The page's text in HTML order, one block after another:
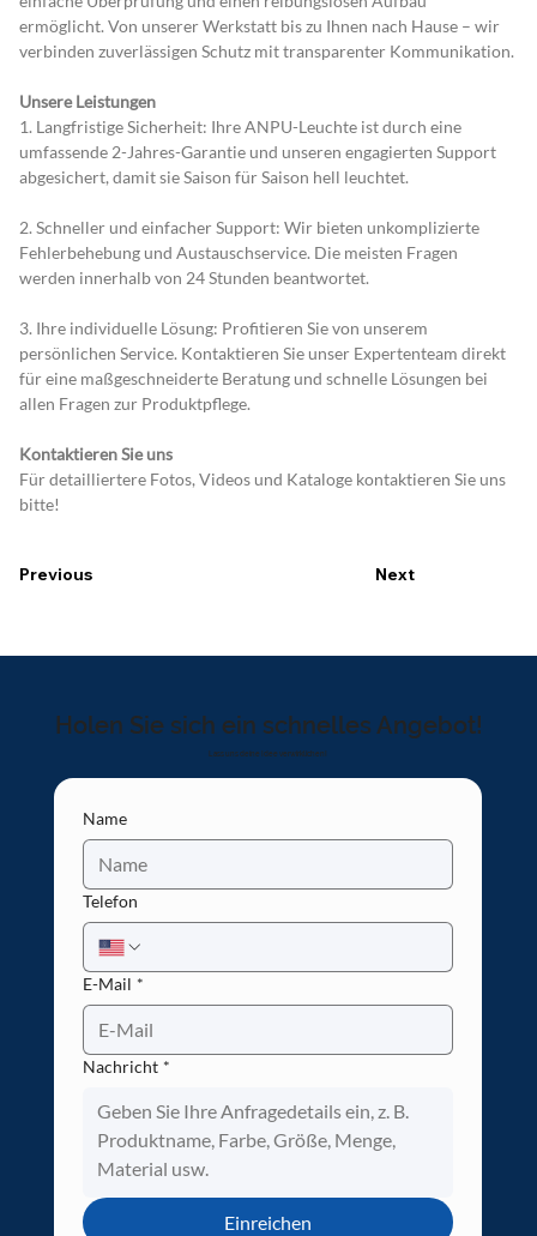
ermöglicht. Von unserer Werkstatt bis zu Ihnen nach Hause – wir
verbinden zuverlässigen Schutz mit transparenter Kommunikation.
Unsere Leistungen
1. Langfristige Sicherheit: Ihre ANPU-Leuchte ist durch eine
umfassende 2-Jahres-Garantie und unseren engagierten Support
abgesichert, damit sie Saison für Saison hell leuchtet.
2. Schneller und einfacher Support: Wir bieten unkomplizierte
Fehlerbehebung und Austauschservice. Die meisten Fragen
werden innerhalb von 24 Stunden beantwortet.
3. Ihre individuelle Lösung: Profitieren Sie von unserem
persönlichen Service. Kontaktieren Sie unser Expertenteam direkt
für eine maßgeschneiderte Beratung und schnelle Lösungen bei
allen Fragen zur Produktpflege.
Kontaktieren Sie uns
Für detailliertere Fotos, Videos und Kataloge kontaktieren Sie uns
bitte!
Previous Next
Holen Sie sich ein schnelles Angebot!
Lass uns deine Idee verwirklichen!
Name
Telefon
E-Mail *
Nachricht *
Einreichen